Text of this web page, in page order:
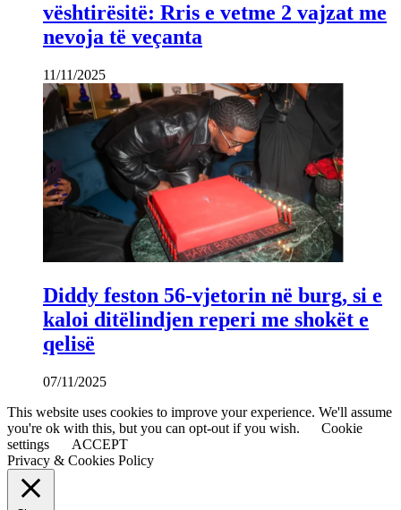
vështirësitë: Rris e vetme 2 vajzat me
nevoja të veçanta
11/11/2025
Diddy feston 56-vjetorin në burg, si e
kaloi ditëlindjen reperi me shokët e
qelisë
07/11/2025
This website uses cookies to improve your experience. We'll assume
you're ok with this, but you can opt-out if you wish.
Cookie
settings
ACCEPT
Privacy & Cookies Policy